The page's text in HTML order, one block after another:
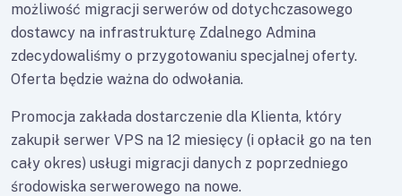
możliwość migracji serwerów od dotychczasowego
dostawcy na infrastrukturę Zdalnego Admina
zdecydowaliśmy o przygotowaniu specjalnej oferty.
Oferta będzie ważna do odwołania.
Promocja zakłada dostarczenie dla Klienta, który
zakupił serwer VPS na 12 miesięcy (i opłacił go na ten
cały okres) usługi migracji danych z poprzedniego
środowiska serwerowego na nowe.